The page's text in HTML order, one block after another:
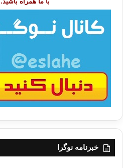
خبرنامه نوگرا